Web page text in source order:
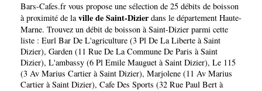
Bars-Cafes.fr vous propose une sélection de 25 débits de boisson
à proximité de laville de Saint-Dizierdans le département Haute-
Marne. Trouvez un débit de boisson à Saint-Dizier parmi cette
liste : Eurl Bar De L'agriculture (3 Pl De La Liberte à Saint
Dizier), Garden (11 Rue De La Commune De Paris à Saint
Dizier), L'ambassy (6 Pl Emile Mauguet à Saint Dizier), Le 115
(3 Av Marius Cartier à Saint Dizier), Marjolene (11 Av Marius
Cartier à Saint Dizier), Cafe Des Sports (32 Rue Paul Bert à